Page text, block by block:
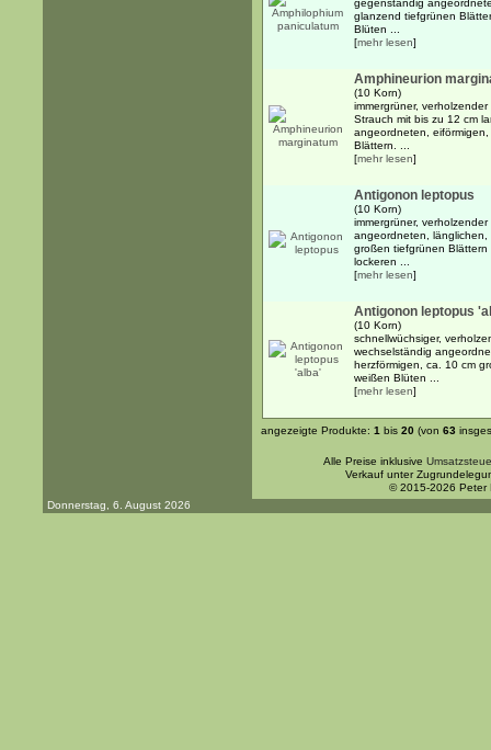
gegenständig
glanzend tiefgrünen
Blüten ...
[mehr lesen]
Amphineurion
(10 Korn)
immergrüner,
Strauch mit bis zu 12 cm
angeordneten,
Blättern. ...
[mehr lesen]
Antigonon leptopus
(10 Korn)
immergrüner,
angeordneten, länglichen,
großen tiefgrünen
lockeren ...
[mehr lesen]
Antigonon leptopus
(10 Korn)
schnellwüchsiger,
wechselständig
herzförmigen, ca. 10 cm
weißen Blüten ...
[mehr lesen]
angezeigte Produkte: 1 bis 20 (von 63
Alle Preise inklusive
Verkauf unter
© 2015-2026 Peter
Donnerstag, 6. August 2026